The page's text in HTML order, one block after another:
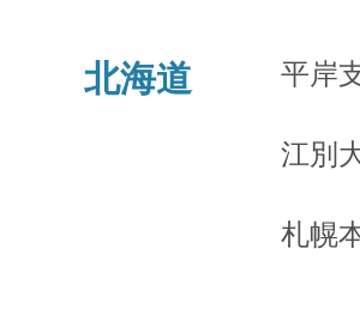
北海道 平岸
江別
札幌